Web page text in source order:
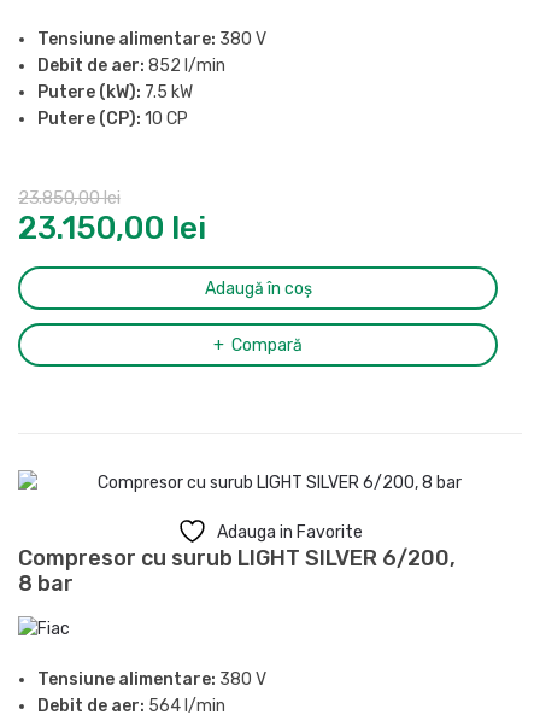
Tensiune alimentare: 380 V
Debit de aer: 852 l/min
Putere (kW): 7.5 kW
Putere (CP): 10 CP
Nivel de zgomot (LpA, la 4m):
Ciclu de functionare:
Dimensiuni (L x l x H): 1537x612x1171 mm
Greutate:204 kg
23.150,00 lei
23.850,00lei
Adaugă în coș
Compară
Adauga in Favorite
Compresor cu surub LIGHT SILVER 6/200,
8 bar
Tensiune alimentare: 380 V
Debit de aer: 564 l/min